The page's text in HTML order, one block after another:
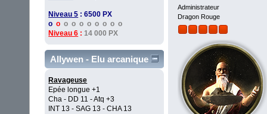
Niveau 5 : 6500 PX
oo o o o o o o o o
Niveau 6 : 14 000 PX
Allywen - Elu arcanique
Ravageuse
Epée longue +1
Cha - DD 11 - Atq +3
INT 13 - SAG 13 - CHA 13
Administrateur
Dragon Rouge